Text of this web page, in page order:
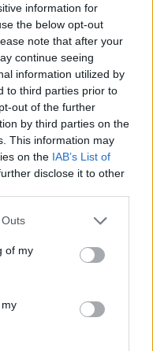
information for
the below opt-out
note that after your
continue seeing
information utilized by
to third parties prior to
out of the further
by third parties on the
This information may
on the IAB’s List of
disclose it to other
of my
καθηγητή και
στη Σαντορίνη
δονήσεις
μήνα. Η
ηφαιστειακής
σύνθετο
Ο κ. Λέκκας
τη διάρκεια […]